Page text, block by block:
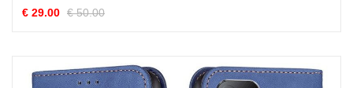
€ 29.00 € 50.00